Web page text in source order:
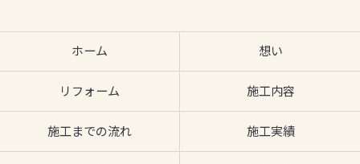
ホーム 想い
リフォーム 施工内容
施工までの流れ 施工実績